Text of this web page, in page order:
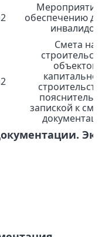
обеспечению
инвалидов
Смета на
объектов
запиской к